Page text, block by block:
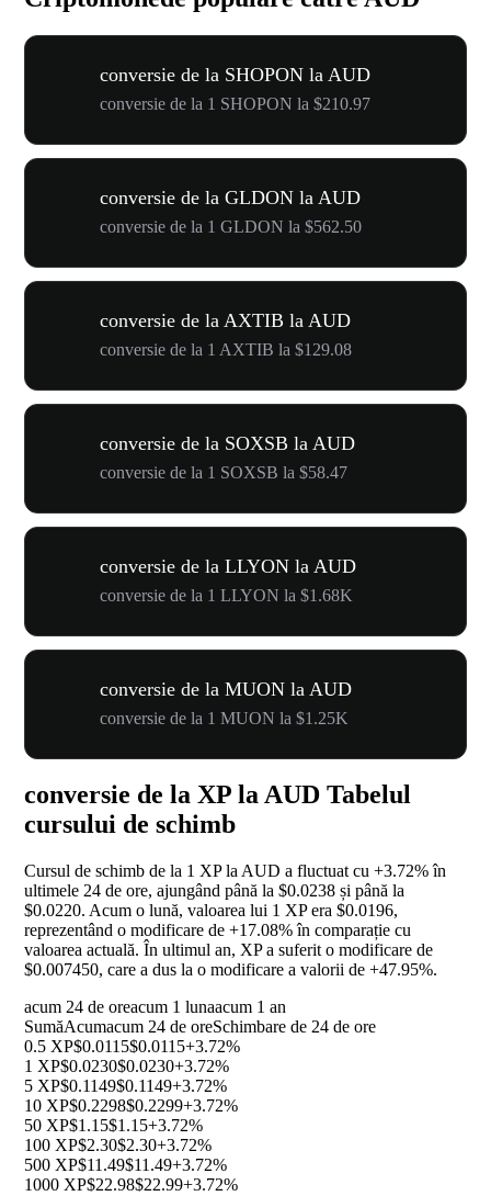
conversie de la SHOPON la AUD
conversie de la 1 SHOPON la $210.97
conversie de la GLDON la AUD
conversie de la 1 GLDON la $562.50
conversie de la AXTIB la AUD
conversie de la 1 AXTIB la $129.08
conversie de la SOXSB la AUD
conversie de la 1 SOXSB la $58.47
conversie de la LLYON la AUD
conversie de la 1 LLYON la $1.68K
conversie de la MUON la AUD
conversie de la 1 MUON la $1.25K
conversie de la XP la AUD Tabelul
cursului de schimb
Cursul de schimb de la 1 XP la AUD a fluctuat cu +3.72%în
ultimele 24 de ore, ajungând până la $0.0238 și până la
$0.0220. Acum o lună, valoarea lui 1 XP era $0.0196,
reprezentând o modificare de +17.08%în comparație cu
valoarea actuală. În ultimul an, XP a suferit o modificare de
$0.007450, care a dus la o modificare a valorii de +47.95%.
acum 24 de oreacum 1 lunaacum 1 an
SumăAcumacum 24 de oreSchimbare de 24 de ore
0.5 XP$0.0115$0.0115+3.72%
1 XP$0.0230$0.0230+3.72%
5 XP$0.1149$0.1149+3.72%
10 XP$0.2298$0.2299+3.72%
50 XP$1.15$1.15+3.72%
100 XP$2.30$2.30+3.72%
500 XP$11.49$11.49+3.72%
1000 XP$22.98$22.99+3.72%